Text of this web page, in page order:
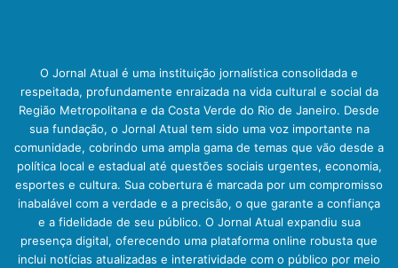
O Jornal Atual é uma instituição jornalística consolidada e
respeitada, profundamente enraizada na vida cultural e social da
Região Metropolitana e da Costa Verde do Rio de Janeiro. Desde
sua fundação, o Jornal Atual tem sido uma voz importante na
comunidade, cobrindo uma ampla gama de temas que vão desde a
política local e estadual até questões sociais urgentes, economia,
esportes e cultura. Sua cobertura é marcada por um compromisso
inabalável com a verdade e a precisão, o que garante a confiança
e a fidelidade de seu público. O Jornal Atual expandiu sua
presença digital, oferecendo uma plataforma online robusta que
inclui notícias atualizadas e interatividade com o público por meio